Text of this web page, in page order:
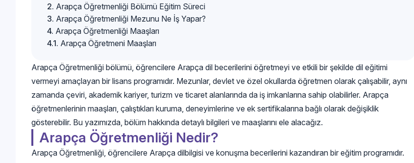
Arapça Öğretmenliği Bölümü Eğitim Süreci
Arapça Öğretmenliği Mezunu Ne İş Yapar?
Arapça Öğretmenliği Maaşları
Arapça Öğretmeni Maaşları
Arapça Öğretmenliği bölümü, öğrencilere Arapça dil becerilerini öğretmeyi ve etkili bir şekilde dil eğitimi
vermeyi amaçlayan bir lisans programıdır. Mezunlar, devlet ve özel okullarda öğretmen olarak çalışabilir, aynı
zamanda çeviri, akademik kariyer, turizm ve ticaret alanlarında da iş imkanlarına sahip olabilirler. Arapça
öğretmenlerinin maaşları, çalıştıkları kuruma, deneyimlerine ve ek sertifikalarına bağlı olarak değişiklik
gösterebilir. Bu yazımızda, bölüm hakkında detaylı bilgileri ve maaşlarını ele alacağız.
Arapça Öğretmenliği Nedir?
Arapça Öğretmenliği, öğrencilere Arapça dilbilgisi ve konuşma becerilerini kazandıran bir eğitim programıdır.